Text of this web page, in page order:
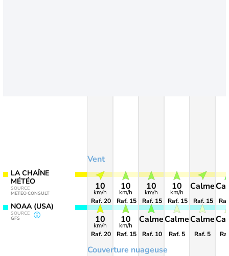
LA CHAÎNE
MÉTÉO
SOURCE
METEO CONSULT
NOAA (USA)
SOURCE
GFS
Vent
Couverture nuageuse
10
km/h
Raf. 20
10
km/h
Raf. 20
10
km/h
Raf. 15
10
km/h
Raf. 15
10
km/h
Raf. 15
Calme
Raf. 10
10
km/h
Raf. 15
Calme
Raf. 5
Calme
Raf. 15
Calme
Raf. 5